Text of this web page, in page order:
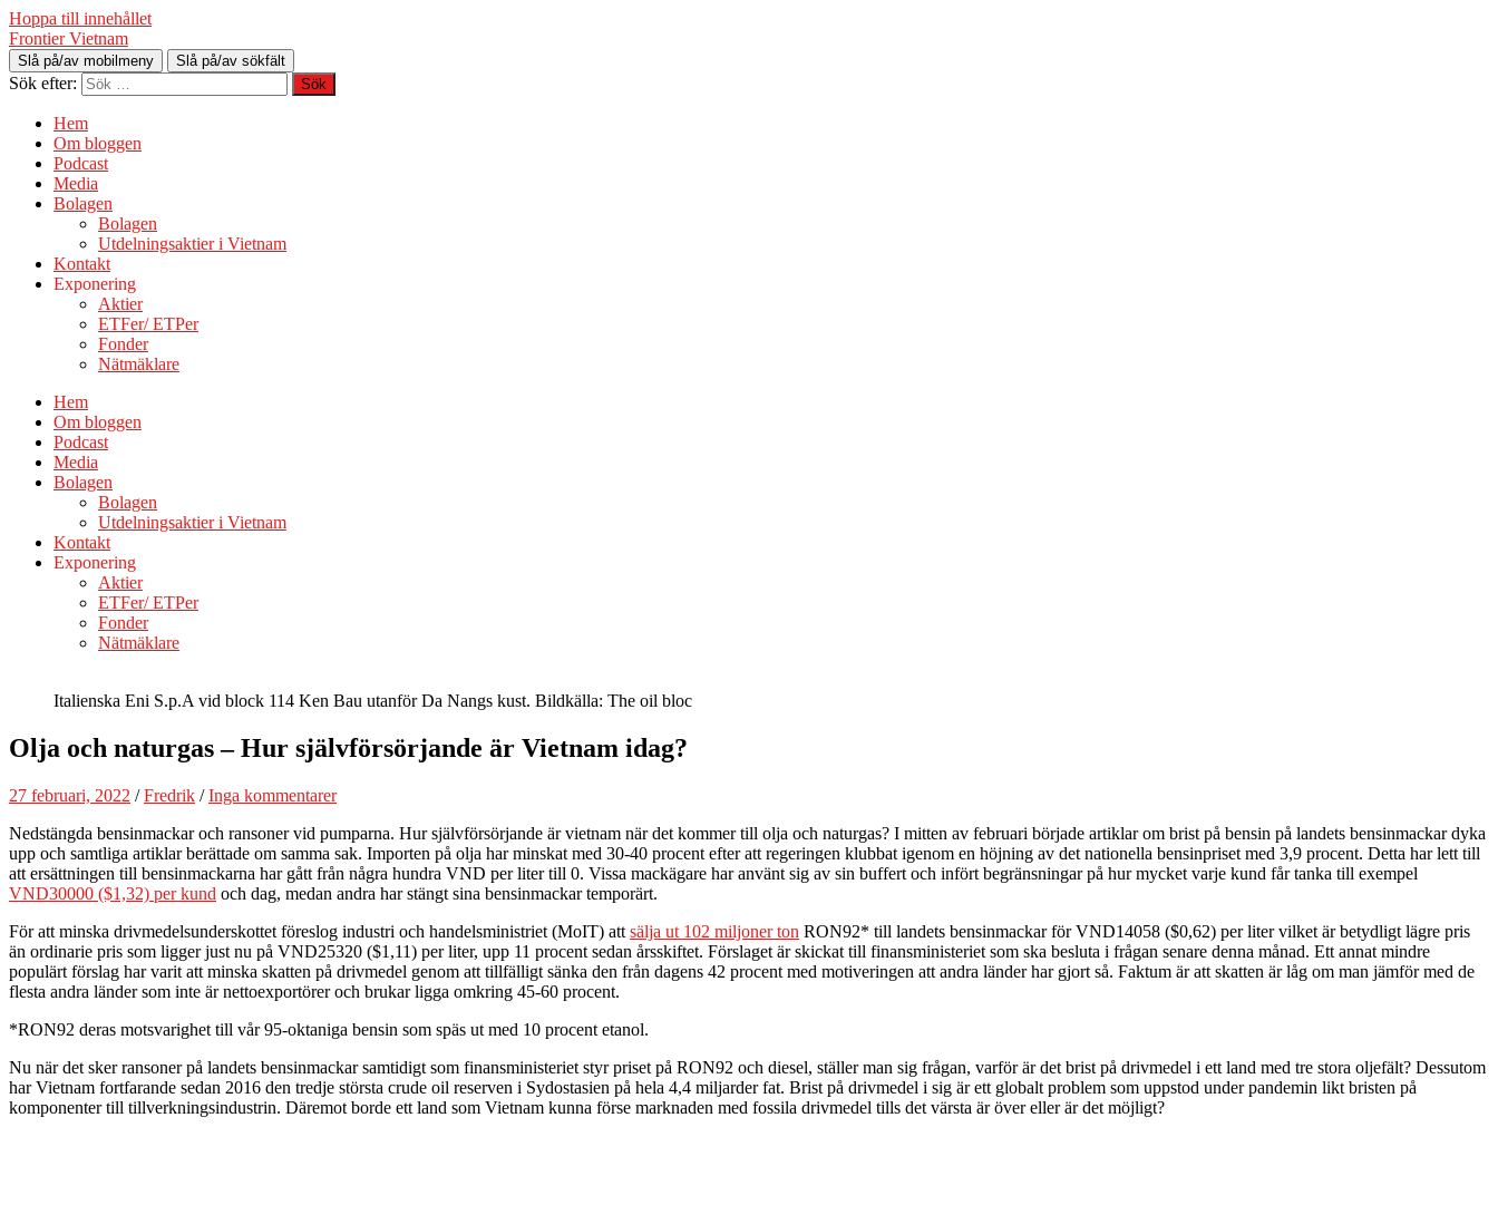
Hoppa till innehållet
Frontier Vietnam
Slå på/av mobilmeny Slå på/av sökfält
Sök efter:
Hem
Om bloggen
Podcast
Media
Bolagen
Bolagen
Utdelningsaktier i Vietnam
Kontakt
Exponering
Aktier
ETFer/ ETPer
Fonder
Nätmäklare
Hem
Om bloggen
Podcast
Media
Bolagen
Bolagen
Utdelningsaktier i Vietnam
Kontakt
Exponering
Aktier
ETFer/ ETPer
Fonder
Nätmäklare
Italienska Eni S.p.A vid block 114 Ken Bau utanför Da Nangs kust. Bildkälla: The oil bloc
Olja och naturgas – Hur självförsörjande är Vietnam idag?
27 februari, 2022 /Fredrik /Inga kommentarer
Nedstängda bensinmackar och ransoner vid pumparna. Hur självförsörjande är vietnam när det kommer till olja och naturgas? I mitten av februari började artiklar om brist på bensin på landets bensinmackar dyka
upp och samtliga artiklar berättade om samma sak. Importen på olja har minskat med 30-40 procent efter att regeringen klubbat igenom en höjning av det nationella bensinpriset med 3,9 procent. Detta har lett till
att ersättningen till bensinmackarna har gått från några hundra VND per liter till 0. Vissa mackägare har använt sig av sin buffert och infört begränsningar på hur mycket varje kund får tanka till exempel
VND30000 ($1,32) per kund och dag, medan andra har stängt sina bensinmackar temporärt.
För att minska drivmedelsunderskottet föreslog industri och handelsministriet (MoIT) att sälja ut 102 miljoner ton RON92* till landets bensinmackar för VND14058 ($0,62) per liter vilket är betydligt lägre pris
än ordinarie pris som ligger just nu på VND25320 ($1,11) per liter, upp 11 procent sedan årsskiftet. Förslaget är skickat till finansministeriet som ska besluta i frågan senare denna månad. Ett annat mindre
populärt förslag har varit att minska skatten på drivmedel genom att tillfälligt sänka den från dagens 42 procent med motiveringen att andra länder har gjort så. Faktum är att skatten är låg om man jämför med de
flesta andra länder som inte är nettoexportörer och brukar ligga omkring 45-60 procent.
*RON92 deras motsvarighet till vår 95-oktaniga bensin som späs ut med 10 procent etanol.
Nu när det sker ransoner på landets bensinmackar samtidigt som finansministeriet styr priset på RON92 och diesel, ställer man sig frågan, varför är det brist på drivmedel i ett land med tre stora oljefält? Dessutom
har Vietnam fortfarande sedan 2016 den tredje största crude oil reserven i Sydostasien på hela 4,4 miljarder fat. Brist på drivmedel i sig är ett globalt problem som uppstod under pandemin likt bristen på
komponenter till tillverkningsindustrin. Däremot borde ett land som Vietnam kunna förse marknaden med fossila drivmedel tills det värsta är över eller är det möjligt?